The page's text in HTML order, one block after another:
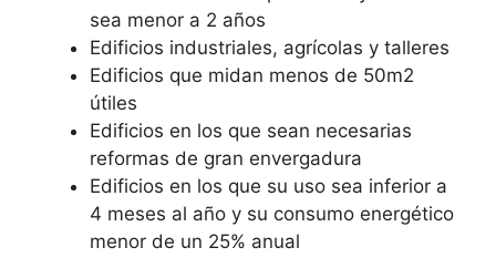
sea menor a 2 años
Edificios industriales, agrícolas y talleres
Edificios que midan menos de 50m2
útiles
Edificios en los que sean necesarias
reformas de gran envergadura
Edificios en los que su uso sea inferior a
4 meses al año y su consumo energético
menor de un 25% anual